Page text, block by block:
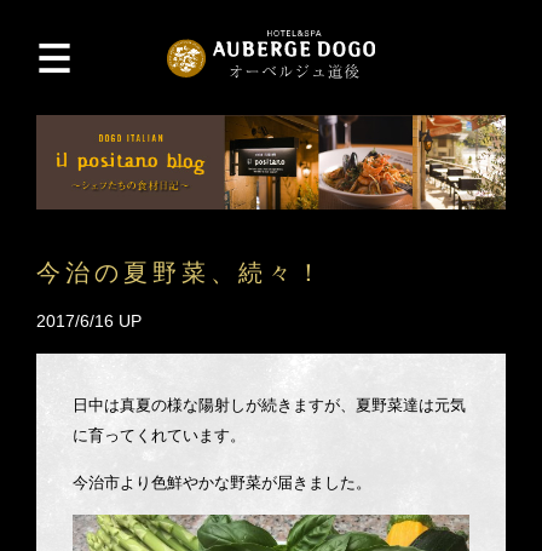
今治の夏野菜、続々！
2017/6/16 UP
日中は真夏の様な陽射しが続きますが、夏野菜達は元気
に育ってくれています。
今治市より色鮮やかな野菜が届きました。